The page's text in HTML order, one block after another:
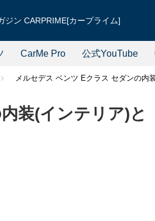
ジン CARPRIME[カープライム]
CarMe Pro 公式YouTube
メルセデス ベンツ Eクラス セダンの内
装(インテリア)と